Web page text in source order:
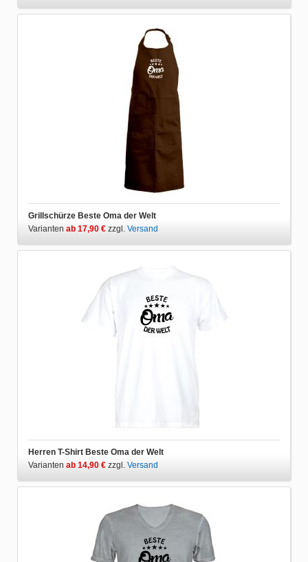
Grillschürze Beste Oma der Welt
Varianten ab 17,90 € zzgl. Versand
Herren T-Shirt Beste Oma der Welt
Varianten ab 14,90 € zzgl. Versand